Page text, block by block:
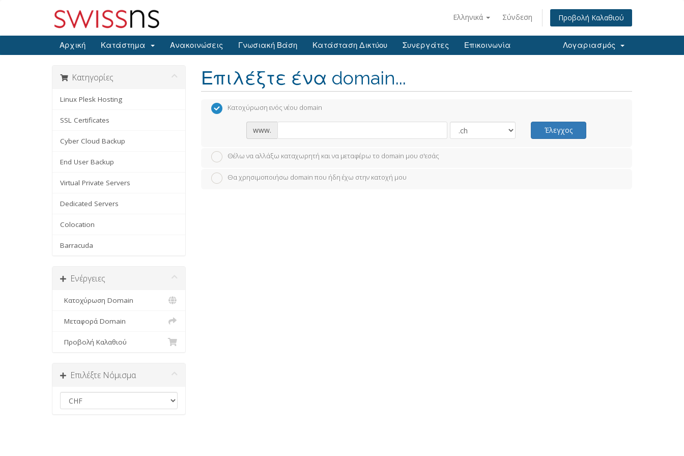
Ελληνικά Σύνδεση Προβολή Καλαθιού
Αρχική Κατάστημα Ανακοινώσεις Γνωσιακή Βάση Κατάσταση Δικτύου Συνεργάτες Επικοινωνία Λογαριασμός
Κατηγορίες
Linux Plesk Hosting
SSL Certificates
Cyber Cloud Backup
End User Backup
Virtual Private Servers
Dedicated Servers
Colocation
Barracuda
Ενέργειες
Κατοχύρωση Domain
Μεταφορά Domain
Προβολή Καλαθιού
Επιλέξτε Νόμισμα
Επιλέξτε ένα domain...
Κατοχύρωση ενός νέου domain
www. Έλεγχος
Θέλω να αλλάξω καταχωρητή και να μεταφέρω το domain μου σ'εσάς
Θα χρησιμοποιήσω domain που ήδη έχω στην κατοχή μου